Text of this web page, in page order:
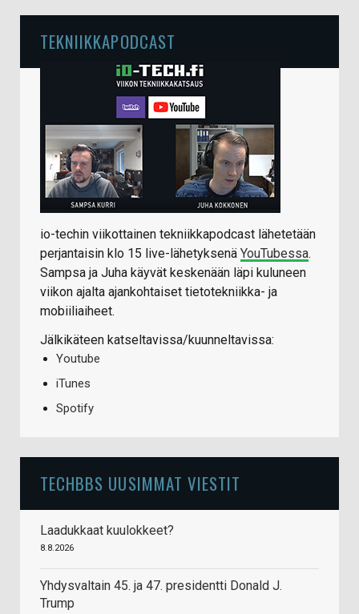
TEKNIIKKAPODCAST
io-techin viikottainen tekniikkapodcast lähetetään
perjantaisin klo 15 live-lähetyksenä YouTubessa.
Sampsa ja Juha käyvät keskenään läpi kuluneen
viikon ajalta ajankohtaiset tietotekniikka- ja
mobiiliaiheet.
Jälkikäteen katseltavissa/kuunneltavissa:
Youtube
iTunes
Spotify
TECHBBS UUSIMMAT VIESTIT
Laadukkaat kuulokkeet?
8.8.2026
Yhdysvaltain 45. ja 47. presidentti Donald J.
Trump